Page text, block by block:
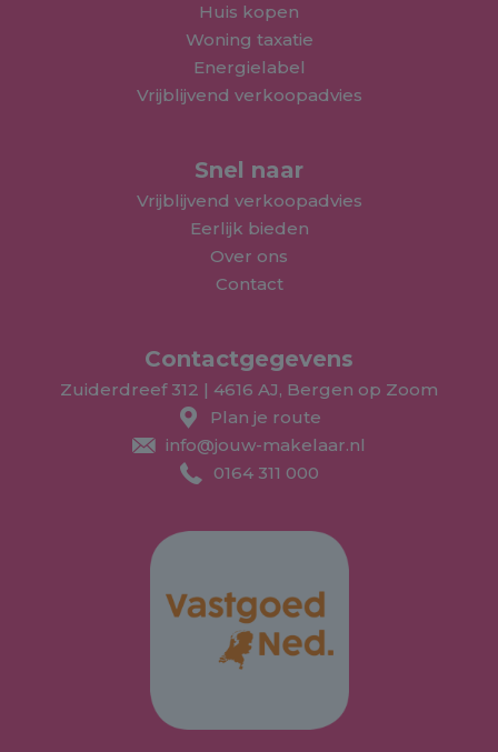
Huis kopen
Woning taxatie
Energielabel
Vrijblijvend verkoopadvies
Snel naar
Vrijblijvend verkoopadvies
Eerlijk bieden
Over ons
Contact
Contactgegevens
Zuiderdreef 312 | 4616 AJ, Bergen op Zoom
Plan je route
info@jouw-makelaar.nl
0164 311 000